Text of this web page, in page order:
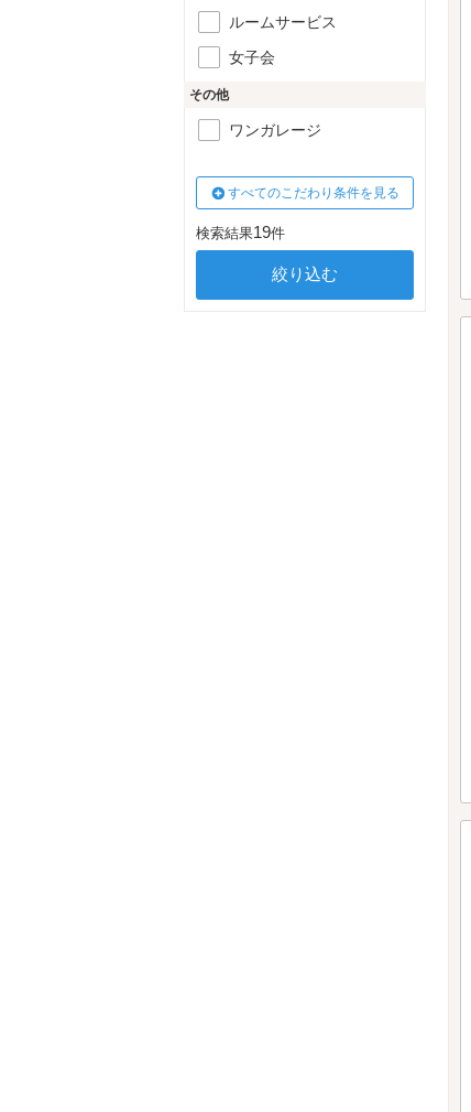
ルームサービス
女子会
その他
ワンガレージ
すべてのこだわり条件を見る
検索結果19件